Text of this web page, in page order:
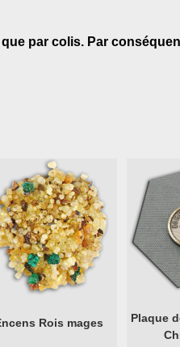
par colis. Par
Rois mages
Plaque